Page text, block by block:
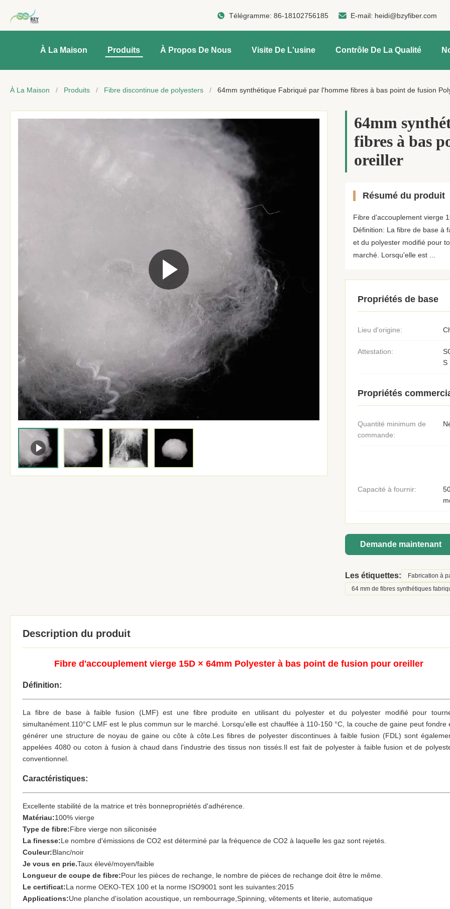
Télégramme:86-18102756185 E-mail: heidi@bzyfiber.com
À La Maison Produits À Propos De Nous Visite De L'usine Contrôle De La Qualité
À La Maison / Produits / Fibre discontinue de polyesters / 64mm synthétique Fabriqué par l'homme fibres à bas point de fusion
64mm
fibres à bas
oreiller
Résumé du produit
Fibre d'accouplement vierge
Définition: La fibre de base à
et du polyester modifié pour
marché. Lorsqu'elle est ...
Propriétés de base
Lieu d'origine:
Attestation:
S
Propriétés
Quantité minimum de
commande:
Capacité à fournir:
Demande maintenant
Les étiquettes: Fabrication à
64 mm de fibres synthétiques
Description du produit
Fibre d'accouplement vierge 15D × 64mm Polyester à bas point de fusion pour oreiller
Définition:
La fibre de base à faible fusion (LMF) est une fibre produite en utilisant du polyester et du polyester modifié pour
simultanément.110°C LMF est le plus commun sur le marché. Lorsqu'elle est chauffée à 110-150 °C, la couche de gaine peut fondre
générer une structure de noyau de gaine ou côte à côte.Les fibres de polyester discontinues à faible fusion (FDL) sont
appelées 4080 ou coton à fusion à chaud dans l'industrie des tissus non tissés.Il est fait de polyester à faible fusion et de
conventionnel.
Caractéristiques:
Excellente stabilité de la matrice et très bonnepropriétés d'adhérence
Matériau:100% vierge
Type de fibre:Fibre vierge non siliconisée
La finesse:Le nombre d'émissions de CO2 est déterminé par la fréquence de CO2 à laquelle les gaz sont rejetés.
Couleur:Blanc/noir
Je vous en prie.Taux élevé/moyen/faible
Longueur de coupe de fibre:Pour les pièces de rechange, le nombre de pièces de rechange doit être le même.
Le certificat:La norme OEKO-TEX 100 et la norme ISO9001 sont les suivantes:2015
Applications:Une planche d'isolation acoustique, un rembourrage, Spinning, vêtements et literie , automatique